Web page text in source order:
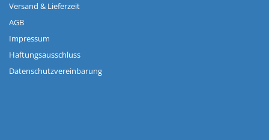
Versand & Lieferzeit
AGB
Impressum
Haftungsausschluss
Datenschutzvereinbarung